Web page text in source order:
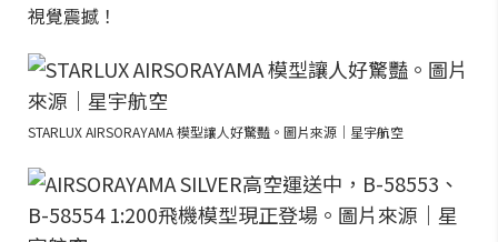
視覺震撼！
STARLUX AIRSORAYAMA 模型讓人好驚豔。圖片來源｜星宇航空